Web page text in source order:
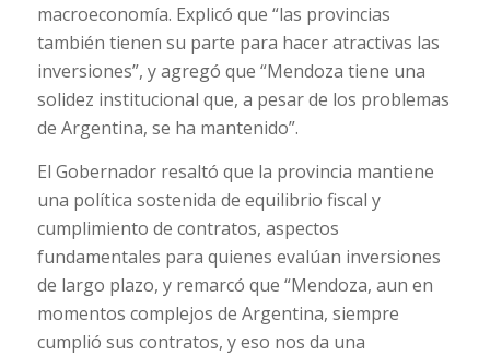
macroeconomía. Explicó que “las provincias
también tienen su parte para hacer atractivas las
inversiones”, y agregó que “Mendoza tiene una
solidez institucional que, a pesar de los problemas
de Argentina, se ha mantenido”.
El Gobernador resaltó que la provincia mantiene
una política sostenida de equilibrio fiscal y
cumplimiento de contratos, aspectos
fundamentales para quienes evalúan inversiones
de largo plazo, y remarcó que “Mendoza, aun en
momentos complejos de Argentina, siempre
cumplió sus contratos, y eso nos da una